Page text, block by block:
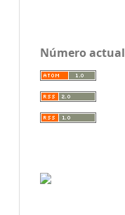
Número actual